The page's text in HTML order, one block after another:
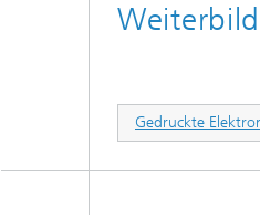
Gedruckte